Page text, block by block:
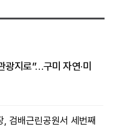
광지로”…구미 자연·미
검배근린공원서 세번째